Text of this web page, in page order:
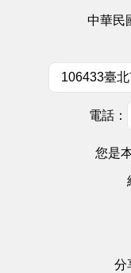
中華民
106433臺
電話：
您是
分